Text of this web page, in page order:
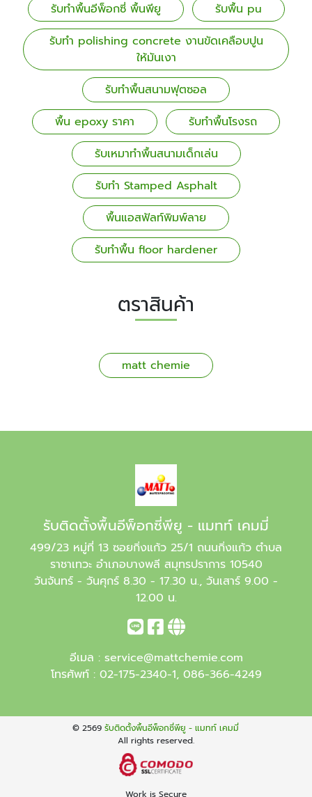
รับทำพื้นอีพ็อกซี่ พื้นพียู
รับพื้น pu
รับทำ polishing concrete งานขัดเคลือบปูน
ให้มันเงา
รับทำพื้นสนามฟุตซอล
พื้น epoxy ราคา
รับทำพื้นโรงรถ
รับเหมาทำพื้นสนามเด็กเล่น
รับทำ Stamped Asphalt
พื้นแอสฟัลท์พิมพ์ลาย
รับทำพื้น floor hardener
ตราสินค้า
matt chemie
รับติดตั้งพื้นอีพ็อกซี่พียู - แมทท์ เคมมี่
499/23 หมู่ที่ 13 ซอยกิ่งแก้ว 25/1 ถนนกิ่งแก้ว ตำบล
ราชาเทวะ อำเภอบางพลี สมุทรปราการ 10540
วันจันทร์ - วันศุกร์ 8.30 - 17.30 น., วันเสาร์ 9.00 -
12.00 น.
อีเมล : service@mattchemie.com
โทรศัพท์ : 02-175-2340-1, 086-366-4249
© 2569รับติดตั้งพื้นอีพ็อกซี่พียู - แมทท์ เคมมี่
All rights reserved.
Work is Secure